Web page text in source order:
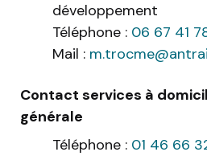
développement
Téléphone : 06 67 41
Mail :
Contact services à
générale
Téléphone : 01 46 66